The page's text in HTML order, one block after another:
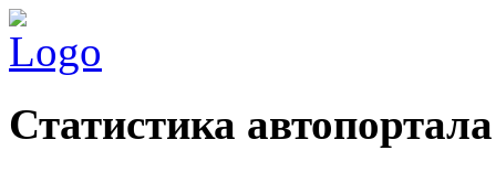
Статистика автопортала